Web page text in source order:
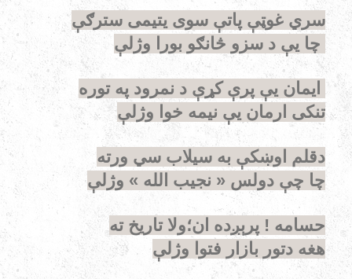
سري غوټې پاتې سوی یتیمی سترګې
تنکی ارمان یې نیمه خوا وژلې
دقلم اوښکې به سیلاب سي ورته
چا چې دولس « نجیب الله » وژلې
حسامه ! پرېږده ان؛ولا تاریخ ته
هغه دتور بازار فتوا وژلې